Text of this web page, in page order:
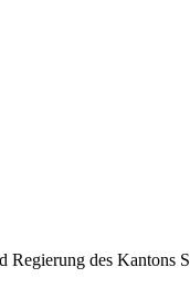
Regierung des Kantons